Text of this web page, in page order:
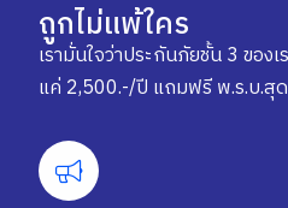
ถูกไม่แพ้ใคร
เรามั่นใจว่าประกันภัยชั้น 3 ขอ
แค่ 2,500.-/ปี แถมฟรี พ.ร.บ.สุ